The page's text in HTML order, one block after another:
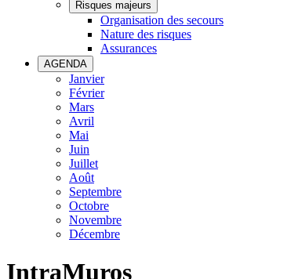
Risques majeurs
Organisation des secours
Nature des risques
Assurances
AGENDA
Janvier
Février
Mars
Avril
Mai
Juin
Juillet
Août
Septembre
Octobre
Novembre
Décembre
IntraMuros